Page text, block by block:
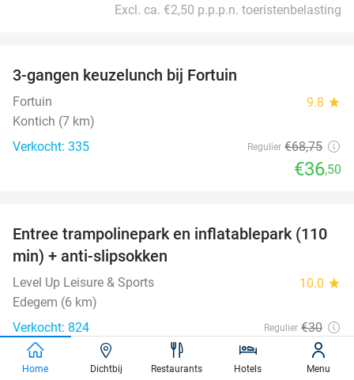
Excl. ca. €2,50 p.p.p.n. toeristenbelasting
3-gangen keuzelunch bij Fortuin
Fortuin 9.8 star
Kontich (7 km)
Verkocht: 335
Regulier €68,75
€36,50
40%
Entree trampolinepark en inflatablepark (110
min) + anti-slipsokken
Level Up Leisure & Sports 10.0 star
Edegem (6 km)
Verkocht: 824
Regulier €30
€18
favorite_border
Home Dichtbij Restaurants Hotels Menu